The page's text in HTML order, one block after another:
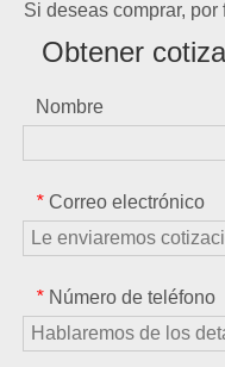
Si deseas comprar, por
Obtener
Nombre
* Correo electrónico
* Número de teléfono